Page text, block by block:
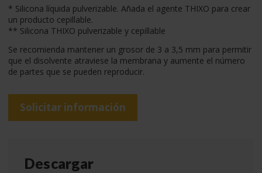
* Silicona líquida pulverizable. Añada el agente THIXO para crear
un producto cepillable.
** Silicona THIXO pulverizable y cepillable
Se recomienda mantener un grosor de 3 a 3,5 mm para permitir
que el disolvente atraviese la membrana y aumente el número
de partes que se pueden reproducir.
Solicitar información
Descargar